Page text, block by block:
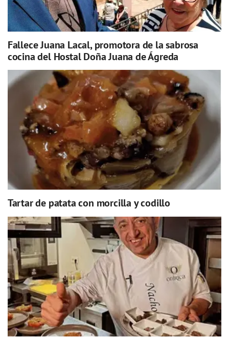
Fallece Juana Lacal, promotora de la sabrosa
cocina del Hostal Doña Juana de Ágreda
Tartar de patata con morcilla y codillo